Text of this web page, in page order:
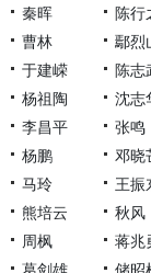
秦晖 陈行
曹林
鄢烈
于建嵘
陈志
杨祖陶
沈志
李昌平
张鸣
杨鹏
邓晓
马玲
王振
熊培云
秋风
周枫
蒋兆